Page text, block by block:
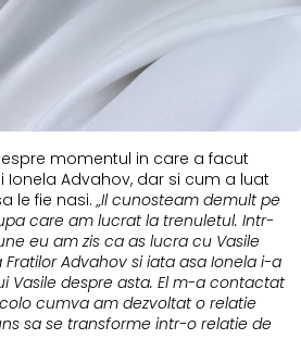
momentul in care a facut
Ionela Advahov, dar si cum a luat
le fie nasi. „Il cunosteam demult pe
care am lucrat la trenuletul. Intr-
eu am zis ca as lucra cu Vasile
Advahov si iata asa Ionela i-a
Vasile despre asta. El m-a contactat
cumva am dezvoltat o relatie
sa se transforme intr-o relatie de